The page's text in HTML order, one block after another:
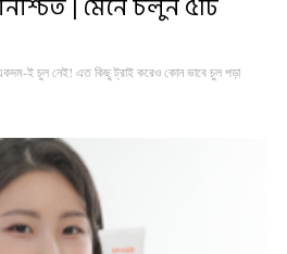
ই চুল নেই! এত কিছু ট্রাই করেও কোন ভাবে চুল পড়া